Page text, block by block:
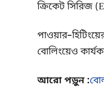
ক্রিকেট সিরিজ
বোলিংয়েও
আরো পড়ুন :